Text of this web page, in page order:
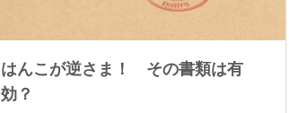
はんこが逆さま！ その書類は有
効？